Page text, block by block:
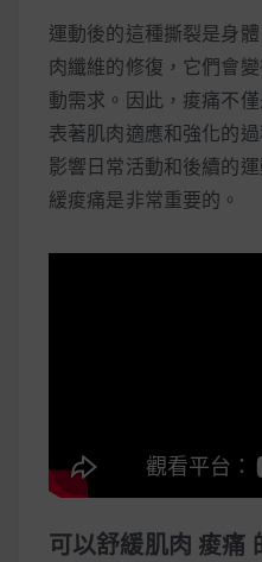
運動後的這種撕裂是身
肉纖維的修復，它們會
動需求。因此，痠痛不
表著肌肉適應和強化的
影響日常活動和後續的
緩痠痛是非常重要的。
可以舒緩肌肉 痠痛